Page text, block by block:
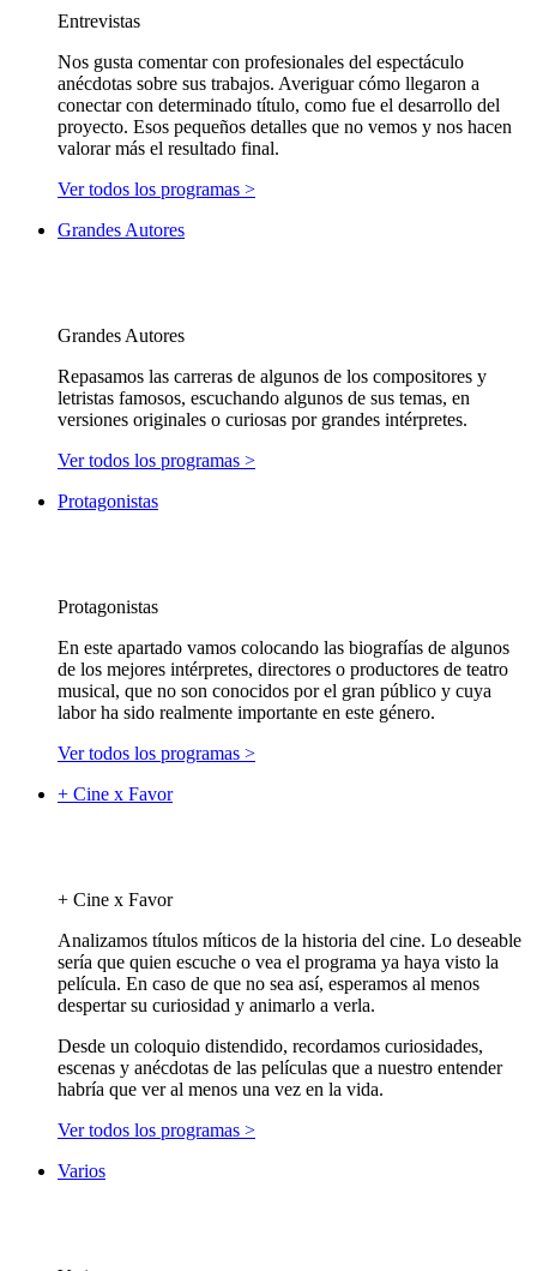
Entrevistas
Nos gusta comentar con profesionales del espectáculo
anécdotas sobre sus trabajos. Averiguar cómo llegaron a
conectar con determinado título, como fue el desarrollo del
proyecto. Esos pequeños detalles que no vemos y nos hacen
valorar más el resultado final.
Ver todos los programas >
Grandes Autores
Grandes Autores
Repasamos las carreras de algunos de los compositores y
letristas famosos, escuchando algunos de sus temas, en
versiones originales o curiosas por grandes intérpretes.
Ver todos los programas >
Protagonistas
Protagonistas
En este apartado vamos colocando las biografías de algunos
de los mejores intérpretes, directores o productores de teatro
musical, que no son conocidos por el gran público y cuya
labor ha sido realmente importante en este género.
Ver todos los programas >
+ Cine x Favor
+ Cine x Favor
Analizamos títulos míticos de la historia del cine. Lo deseable
sería que quien escuche o vea el programa ya haya visto la
película. En caso de que no sea así, esperamos al menos
despertar su curiosidad y animarlo a verla.
Desde un coloquio distendido, recordamos curiosidades,
escenas y anécdotas de las películas que a nuestro entender
habría que ver al menos una vez en la vida.
Ver todos los programas >
Varios